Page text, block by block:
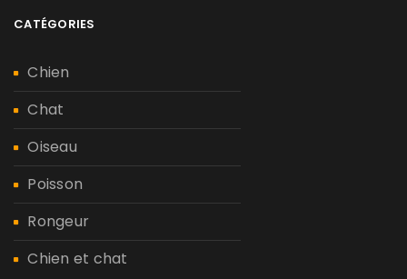
CATÉGORIES
Chien
Chat
Oiseau
Poisson
Rongeur
Chien et chat